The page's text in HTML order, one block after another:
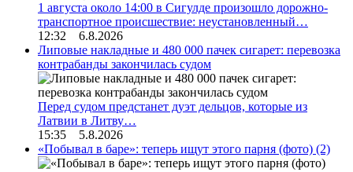
1 августа около 14:00 в Сигулде произошло дорожно-
транспортное происшествие: неустановленный…
12:32 6.8.2026
Липовые накладные и 480 000 пачек сигарет: перевозка
контрабанды закончилась судом
Перед судом предстанет дуэт дельцов, которые из
Латвии в Литву…
15:35 5.8.2026
«Побывал в баре»: теперь ищут этого парня (фото) (2)